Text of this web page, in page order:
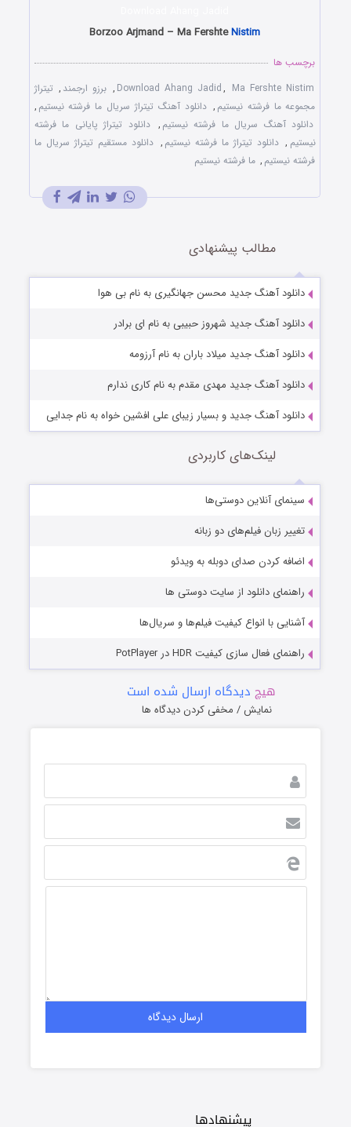
پیشنهادها
Borzoo Arjmand – Ma FershteNistim
برچسب ها
Download Ahang Jadid, Ma Fershte Nistim
, برزو ارجمند , تیتراژ
مجموعه ما فرشته نیستیم , دانلود آهنگ تیتراژ سریال ما فرشته نیستیم ,
دانلود آهنگ سریال ما فرشته نیستیم , دانلود تیتراژ پایانی ما فرشته
نیستیم , دانلود تیتراژ ما فرشته نیستیم , دانلود مستقیم تیتراژ سریال ما
فرشته نیستیم , ما فرشته نیستیم
مطالب پیشنهادی
دانلود آهنگ جدید محسن جهانگیری به نام بی هوا
دانلود آهنگ جدید شهروز حبیبی به نام ای برادر
دانلود آهنگ جدید میلاد باران به نام آرزومه
دانلود آهنگ جدید مهدی مقدم به نام کاری ندارم
دانلود آهنگ جدید و بسیار زیبای علی افشین خواه به نام جدایی
لینک‌های کاربردی
سینمای آنلاین دوستی‌ها
تغییر زبان فیلم‌های دو زبانه
اضافه کردن صدای دوبله به ویدئو
راهنمای دانلود از سایت دوستی ها
آشنایی با انواع کیفیت فیلم‌ها و سریال‌ها
راهنمای فعال سازی کیفیت HDR در PotPlayer
هیچ دیدگاه ارسال شده است
نمایش / مخفی کردن دیدگاه ها